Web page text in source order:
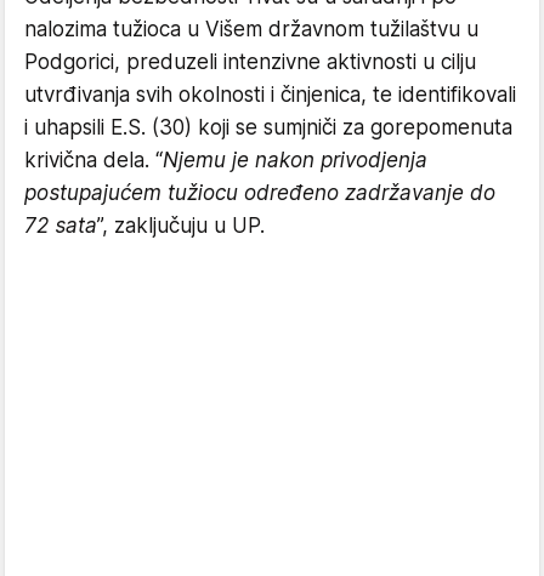
nalozima tužioca u Višem državnom tužilaštvu u
Podgorici, preduzeli intenzivne aktivnosti u cilju
utvrđivanja svih okolnosti i činjenica, te identifikovali
i uhapsili E.S. (30) koji se sumjniči za gorepomenuta
krivična dela. “Njemu je nakon privodjenja
postupajućem tužiocu određeno zadržavanje do
72 sata”, zaključuju u UP.